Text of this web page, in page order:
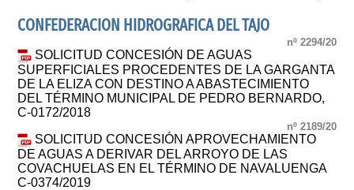
CONFEDERACION HIDROGRAFICA DEL TAJO
nº 2294/20
SOLICITUD CONCESIÓN DE AGUAS
SUPERFICIALES PROCEDENTES DE LA GARGANTA
DE LA ELIZA CON DESTINO A ABASTECIMIENTO
DEL TÉRMINO MUNICIPAL DE PEDRO BERNARDO,
C-0172/2018
nº 2189/20
SOLICITUD CONCESIÓN APROVECHAMIENTO
DE AGUAS A DERIVAR DEL ARROYO DE LAS
COVACHUELAS EN EL TÉRMINO DE NAVALUENGA
C-0374/2019